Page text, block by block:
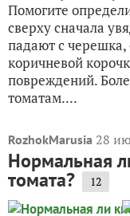
Помогите
сверху сначала
падают с черешка,
коричневой
повреждений.
томатам....
RozhokMarusia 28
Нормальная
томата? 12